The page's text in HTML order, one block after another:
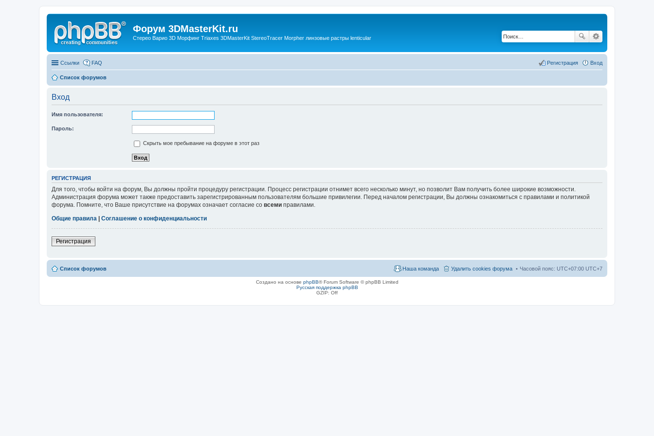
Форум 3DMasterKit.ru
Стерео Варио 3D Морфинг Triaxes 3DMasterKit StereoTracer Morpher линзовые растры lenticular
Ссылки FAQ Вход
Регистрация
Список форумов
Вход
Имя пользователя:
Пароль:
Скрыть мое пребывание на форуме в этот раз
РЕГИСТРАЦИЯ
Для того, чтобы войти на форум, Вы должны пройти процедуру регистрации. Процесс регистрации отнимет всего несколько минут, но позволит Вам получить более широкие возможности.
Администрация форума может также предоставить зарегистрированным пользователям большие привилегии. Перед началом регистрации, Вы должны ознакомиться с правилами и политикой
форума. Помните, что Ваше присутствие на форумах означает согласие со всеми правилами.
Общие правила
Соглашение о конфиденциальности
Регистрация
Список форумов Часовой пояс: UTC+07:00 UTC+7
Удалить cookies форума
Наша команда
Создано на основе phpBB® Forum Software © phpBB Limited
Русская поддержка phpBB
GZIP: Off